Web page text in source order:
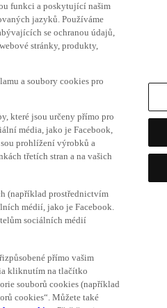
funkci a poskytující našim
jazyků. Používáme
se ochranou údajů,
stránky, produkty,
a soubory cookies pro
které jsou určeny přímo pro
média, jako je Facebook,
prohlížení výrobků a
třetích stran a na vašich
(například prostřednictvím
médií, jako je Facebook.
sociálních médií
přímo vašim
kliknutím na tlačítko
souborů cookies (například
cookies“. Můžete také